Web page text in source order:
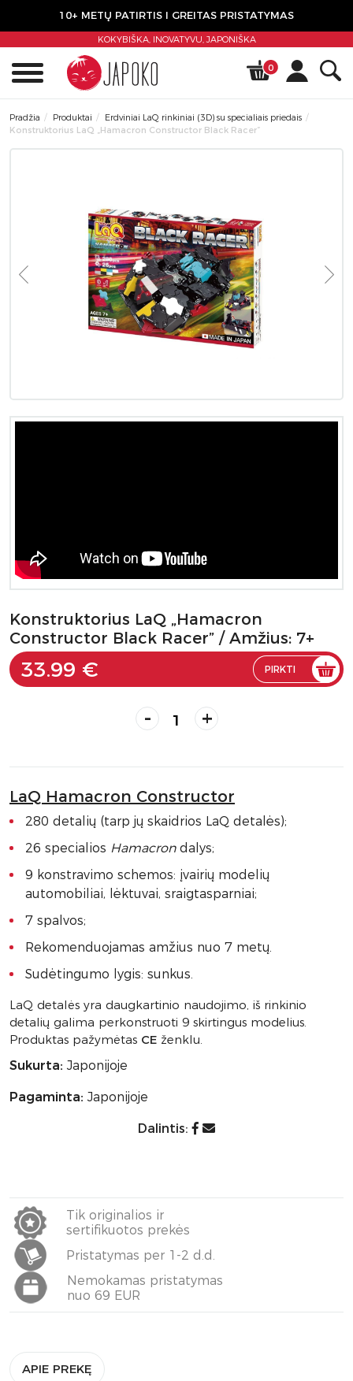
10+ METŲ PATIRTIS I GREITAS PRISTATYMAS
KOKYBIŠKA, INOVATYVU,JAPONIŠKA
0
Pradžia Produktai
Erdviniai LaQ rinkiniai (3D) su specialiais priedais
Konstruktorius LaQ „Hamacron Constructor Black Racer”
Konstruktorius LaQ „Hamacron
Constructor Black Racer” / Amžius: 7+
33.99 € PIRKTI
- +
LaQ Hamacron Constructor
280 detalių (tarp jų skaidrios LaQ detalės);
26 specialios Hamacrondalys;
9 konstravimo schemos: įvairių modelių
automobiliai, lėktuvai, sraigtasparniai;
7 spalvos;
Rekomenduojamas amžius nuo 7 metų.
Sudėtingumo lygis: sunkus.
LaQ detalės yra daugkartinio naudojimo, iš rinkinio
detalių galima perkonstruoti 9 skirtingus modelius.
Produktas pažymėtas CE ženklu.
Sukurta: Japonijoje
Pagaminta: Japonijoje
Dalintis:
Tik originalios ir
sertifikuotos prekės
Pristatymas per 1-2 d.d.
Nemokamas pristatymas
nuo 69 EUR
APIE PREKĘ